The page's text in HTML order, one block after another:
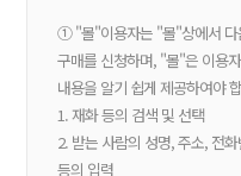
① "몰"이용자는 "몰"상에서 다
구매를 신청하며, "몰"은 이용
내용을 알기 쉽게 제공하여야
1. 재화 등의 검색 및 선택
2. 받는 사람의 성명, 주소, 전
등의 입력